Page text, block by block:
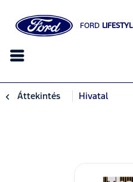
FORD
Áttekintés Hivatal